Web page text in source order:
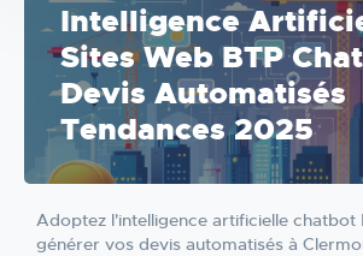
Intelligence
Sites Web BTP
Devis Automatisés
Tendances 2025
Adoptez l'intelligence artificielle chatbot
générer vos devis automatisés à